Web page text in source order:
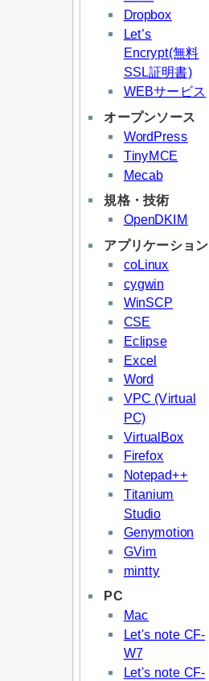
Dropbox
Let’s
Encrypt(無料
SSL証明書)
WEBサービス
オープンソース
WordPress
TinyMCE
Mecab
規格・技術
OpenDKIM
アプリケーション
coLinux
cygwin
WinSCP
CSE
Eclipse
Excel
Word
VPC (Virtual
PC)
VirtualBox
Firefox
Notepad++
Titanium
Studio
Genymotion
GVim
mintty
PC
Mac
Let's note CF-
W7
Let's note CF-